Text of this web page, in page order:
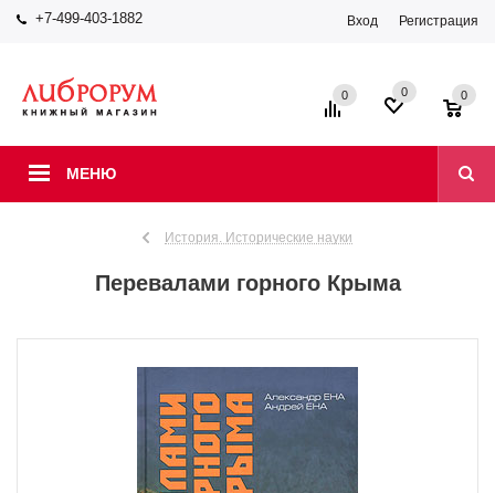
+7-499-403-1882 Вход Регистрация
МЕНЮ
0 0 0
История. Исторические науки
Перевалами горного Крыма